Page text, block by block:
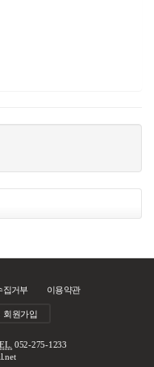
집거부 이용약관
회원가입
052-275-1233